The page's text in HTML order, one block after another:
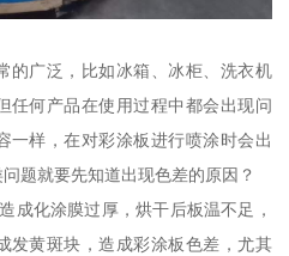
的广泛，比如冰箱、冰柜、洗衣机
任何产品在使用过程中都会出现问
一样，在对彩涂板进行喷涂时会出
题就要先知道出现色差的原因？
成化涂膜过厚，烘干后板温不足，
发黄斑块，造成彩涂板色差，尤其